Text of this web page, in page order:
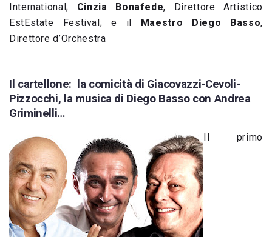
International; Cinzia Bonafede, Direttore Artistico
EstEstate Festival; e il Maestro Diego Basso,
Direttore d’Orchestra
Il cartellone: la comicità di Giacovazzi-Cevoli-
Pizzocchi, la musica di Diego Basso con Andrea
Griminelli…
Il primo